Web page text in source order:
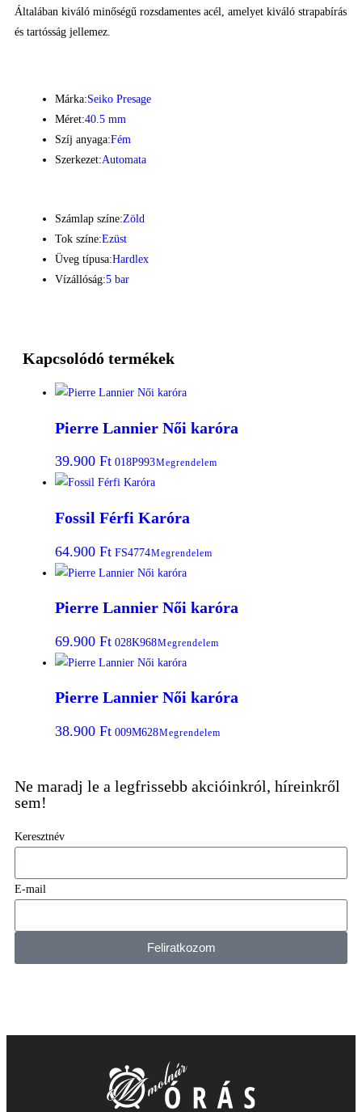
Általában kiváló minőségű rozsdamentes acél, amelyet kiváló strapabírás
és tartósság jellemez.
Márka:Seiko Presage
Méret:40.5 mm
Szíj anyaga:Fém
Szerkezet:Automata
Számlap színe:Zöld
Tok színe:Ezüst
Üveg típusa:Hardlex
Vízállóság:5 bar
Kapcsolódó termékek
Pierre Lannier Női karóra
39.900 Ft 018P993Megrendelem
Fossil Férfi Karóra
64.900 Ft FS4774Megrendelem
Pierre Lannier Női karóra
69.900 Ft 028K968Megrendelem
Pierre Lannier Női karóra
38.900 Ft 009M628Megrendelem
Ne maradj le a legfrissebb akcióinkról, híreinkről
sem!
Keresztnév
E-mail
Feliratkozom